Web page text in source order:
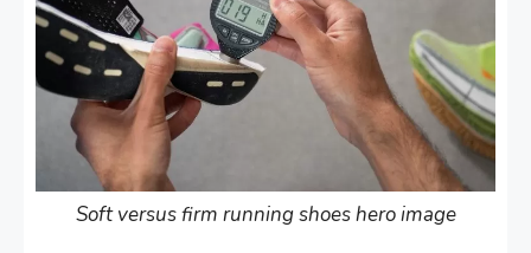
Soft versus firm running shoes hero image